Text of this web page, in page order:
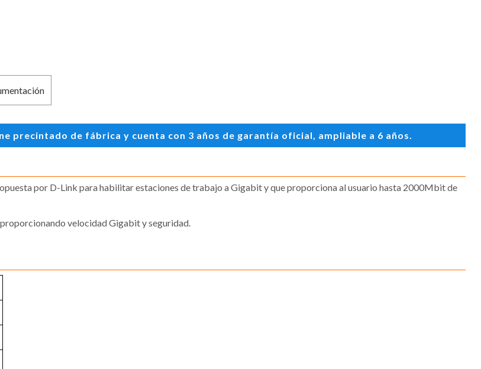
precintado de fábrica y cuenta con 3 años de garantía oficial, ampliable a 6 años.
por D-Link para habilitar estaciones de trabajo a Gigabit y que proporciona al usuario hasta 2000Mbit de
velocidad Gigabit y seguridad.